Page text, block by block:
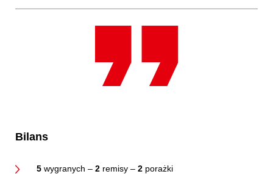
Bilans
5 wygranych – 2 remisy – 2 porażki